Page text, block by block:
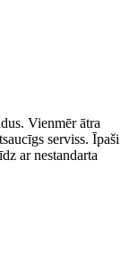
Vienmēr ātra
serviss. Īpaši
ar nestandarta